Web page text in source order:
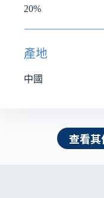
20%
產地
中國
查看